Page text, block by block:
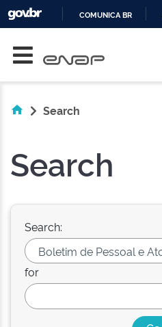
COMUNICA BR
Search
Search
Search:
for